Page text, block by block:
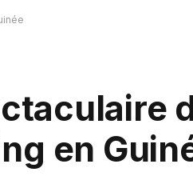
en